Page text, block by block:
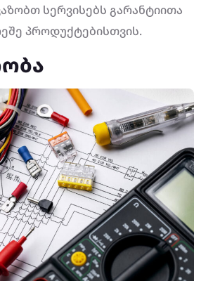
სერვისებს გარანტიითა
პროდუქტებისთვის.